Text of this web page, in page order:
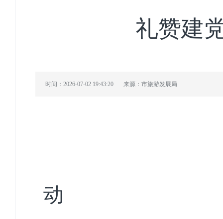
礼赞建
时间：2026-07-02 19:43:20 来源：市旅游发展局
动